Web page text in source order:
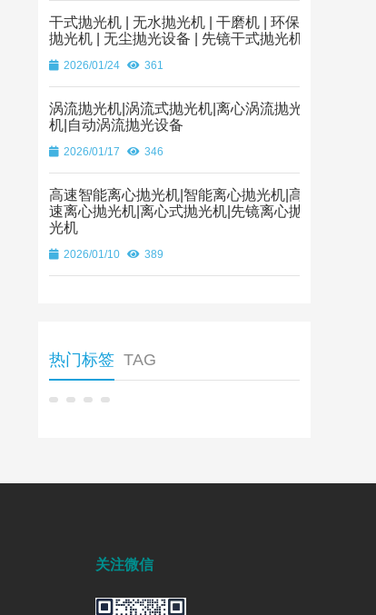
干式抛光机 | 无水抛光机 | 干磨机 | 环保
抛光机 | 无尘抛光设备 | 先镜干式抛光机
2026/01/24 361
涡流抛光机|涡流式抛光机|离心涡流抛光
机|自动涡流抛光设备
2026/01/17 346
高速智能离心抛光机|智能离心抛光机|高
速离心抛光机|离心式抛光机|先镜离心抛
光机
2026/01/10 389
热门标签 TAG
关注微信